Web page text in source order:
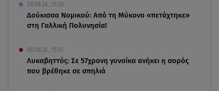
08.08.26 , 15:20
Δούκισσα Νομικού: Από τη Μύκονο «πετάχτηκε»
στη Γαλλική Πολυνησία!
08.08.26 , 15:01
Λυκαβηττός: Σε 57χρονη γυναίκα ανήκει η σορός
που βρέθηκε σε σπηλιά